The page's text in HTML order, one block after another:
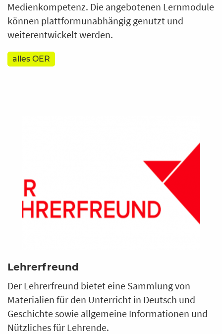
Medienkompetenz. Die angebotenen Lernmodule
können plattformunabhängig genutzt und
weiterentwickelt werden.
alles OER
Lehrerfreund
Der Lehrerfreund bietet eine Sammlung von
Materialien für den Unterricht in Deutsch und
Geschichte sowie allgemeine Informationen und
Nützliches für Lehrende.